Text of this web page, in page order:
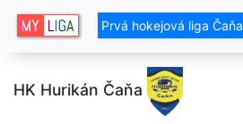
Prvá hokejová liga Čaňa
HK Hurikán Čaňa